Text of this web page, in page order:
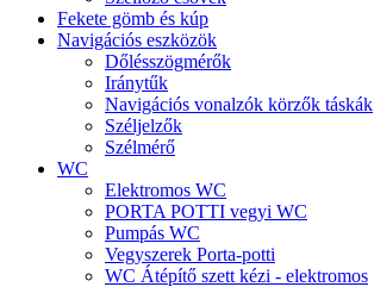
Fekete gömb és kúp
Navigációs eszközök
Dőlésszögmérők
Iránytűk
Navigációs vonalzók körzők táskák
Széljelzők
Szélmérő
WC
Elektromos WC
PORTA POTTI vegyi WC
Pumpás WC
Vegyszerek Porta-potti
WC Átépítő szett kézi - elektromos